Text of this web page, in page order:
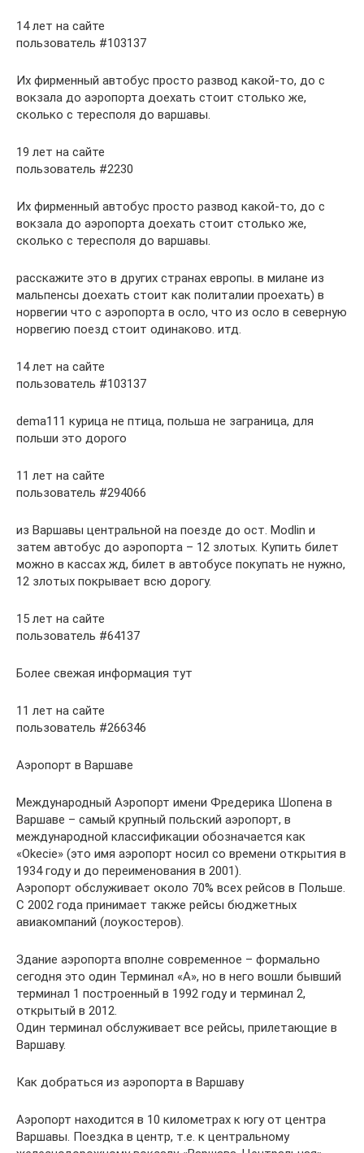
14 лет на сайте
пользователь #103137
Их фирменный автобус просто развод какой-то, до с
вокзала до аэропорта доехать стоит столько же,
сколько с тересполя до варшавы.
19 лет на сайте
пользователь #2230
Их фирменный автобус просто развод какой-то, до с
вокзала до аэропорта доехать стоит столько же,
сколько с тересполя до варшавы.
расскажите это в других странах европы. в милане из
мальпенсы доехать стоит как политалии проехать) в
норвегии что с аэропорта в осло, что из осло в северную
норвегию поезд стоит одинаково. итд.
14 лет на сайте
пользователь #103137
dema111 курица не птица, польша не заграница, для
польши это дорого
11 лет на сайте
пользователь #294066
из Варшавы центральной на поезде до ост. Modlin и
затем автобус до аэропорта – 12 злотых. Купить билет
можно в кассах жд, билет в автобусе покупать не нужно,
12 злотых покрывает всю дорогу.
15 лет на сайте
пользователь #64137
Более свежая информация тут
11 лет на сайте
пользователь #266346
Аэропорт в Варшаве
Международный Аэропорт имени Фредерика Шопена в
Варшаве – самый крупный польский аэропорт, в
международной классификации обозначается как
«Okecie» (это имя аэропорт носил со времени открытия в
1934 году и до переименования в 2001).
Аэропорт обслуживает около 70% всех рейсов в Польше.
С 2002 года принимает также рейсы бюджетных
авиакомпаний (лоукостеров).
Здание аэропорта вполне современное – формально
сегодня это один Терминал «А», но в него вошли бывший
терминал 1 построенный в 1992 году и терминал 2,
открытый в 2012.
Один терминал обслуживает все рейсы, прилетающие в
Варшаву.
Как добраться из аэропорта в Варшаву
Аэропорт находится в 10 километрах к югу от центра
Варшавы. Поездка в центр, т.е. к центральному